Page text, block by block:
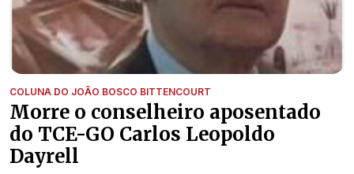
COLUNA DO JOÃO BOSCO BITTENCOURT
Morre o conselheiro aposentado
do TCE-GO Carlos Leopoldo
Dayrell